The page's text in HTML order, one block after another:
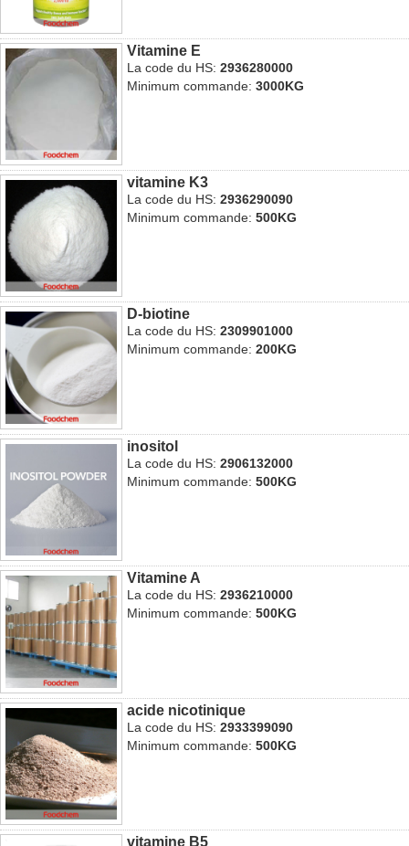
Vitamine E
La code du HS:2936280000
Minimum commande:3000KG
vitamine K3
La code du HS:2936290090
Minimum commande:500KG
D-biotine
La code du HS:2309901000
Minimum commande:200KG
inositol
La code du HS:2906132000
Minimum commande:500KG
Vitamine A
La code du HS:2936210000
Minimum commande:500KG
acide nicotinique
La code du HS:2933399090
Minimum commande:500KG
vitamine B5